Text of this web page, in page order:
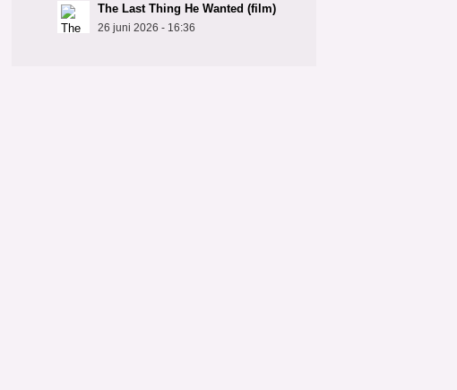
The Last Thing He Wanted (film)
26 juni 2026 - 16:36